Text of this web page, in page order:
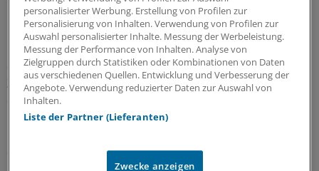
Die Basistechnologie für die neue Methode haben die
Forscher nun entwickelt: Der Patient liegt dabei während
der Behandlung in einem MR-Scanner. Dieser liefert jede
Zehntelsekunde ein Bild von der augenblicklichen Lage
der Leber.
der Schallgeber – eine Scheibe bestückt mit mehr als
personalisierter Werbung. Erstellung von Profilen zur
Personalisierung von Inhalten. Verwendung von Profilen zur
Auswahl personalisierter Inhalte. Messung der Werbeleistung.
Messung der Performance von Inhalten. Analyse von
Zielgruppen durch Statistiken oder Kombinationen von Daten
aus verschiedenen Quellen. Entwicklung und Verbesserung der
Angebote. Verwendung reduzierter Daten zur Auswahl von
Inhalten.
Liste der Partner (Lieferanten)
Zwecke anzeigen